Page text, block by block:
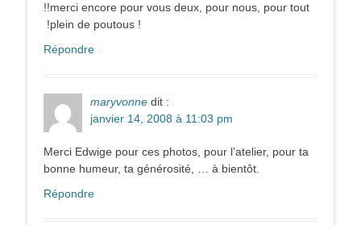
!!merci encore pour vous deux, pour nous, pour tout
!plein de poutous !
Répondre
maryvonne dit :
janvier 14, 2008 à 11:03 pm
Merci Edwige pour ces photos, pour l’atelier, pour ta
bonne humeur, ta générosité, … à bientôt.
Répondre